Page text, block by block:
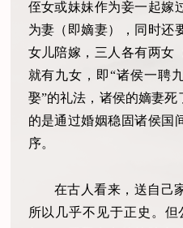
侄女或妹妹作为妾一起嫁
为妻（即嫡妻），同时还
女儿陪嫁，三人各有两女
就有九女，即“诸侯一聘
娶”的礼法，诸侯的嫡妻死
的是通过婚姻稳固诸侯国
序。
在古人看来，送自己
所以几乎不见于正史。